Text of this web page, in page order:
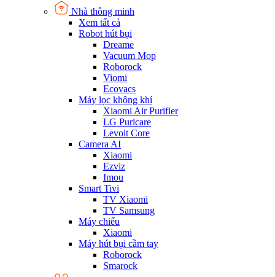
Nhà thông minh
Xem tất cả
Robot hút bụi
Dreame
Vacuum Mop
Roborock
Viomi
Ecovacs
Máy lọc không khí
Xiaomi Air Purifier
LG Puricare
Levoit Core
Camera AI
Xiaomi
Ezviz
Imou
Smart Tivi
TV Xiaomi
TV Samsung
Máy chiếu
Xiaomi
Máy hút bụi cầm tay
Roborock
Smarock